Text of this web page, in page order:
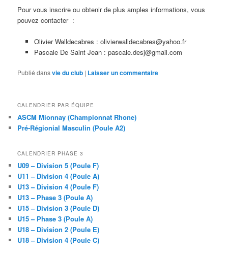
Pour vous inscrire ou obtenir de plus amples informations, vous
pouvez contacter :
Olivier Walldecabres : olivierwalldecabres@yahoo.fr
Pascale De Saint Jean : pascale.desj@gmail.com
Publié dansvie du club | Laisser un commentaire
CALENDRIER PAR ÉQUIPE
ASCM Mionnay (Championnat Rhone)
Pré-Régionial Masculin (Poule A2)
CALENDRIER PHASE 3
U09 – Division 5 (Poule F)
U11 – Division 4 (Poule A)
U13 – Division 4 (Poule F)
U13 – Phase 3 (Poule A)
U15 – Division 3 (Poule D)
U15 – Phase 3 (Poule A)
U18 – Division 2 (Poule E)
U18 – Division 4 (Poule C)